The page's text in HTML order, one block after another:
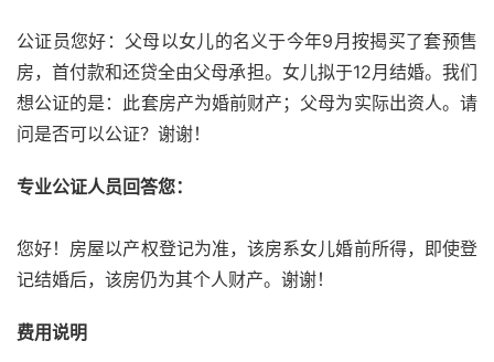
公证员您好：父母以女儿的名义于今年9月按揭买了套预售
房，首付款和还贷全由父母承担。女儿拟于12月结婚。我们
想公证的是：此套房产为婚前财产；父母为实际出资人。请
问是否可以公证？谢谢！
专业公证人员回答您：
您好！房屋以产权登记为准，该房系女儿婚前所得，即使登
记结婚后，该房仍为其个人财产。谢谢！
费用说明